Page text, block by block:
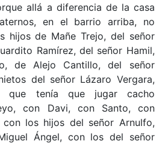
allá a diferencia de la casa
en el barrio arriba, no
hijos de Mañe Trejo, del señor
Ramírez, del señor Hamil,
de Alejo Cantillo, del señor
del señor Lázaro Vergara,
que tenía que jugar cacho
con Davi, con Santo, con
con los hijos del señor Arnulfo,
Ángel, con los del señor